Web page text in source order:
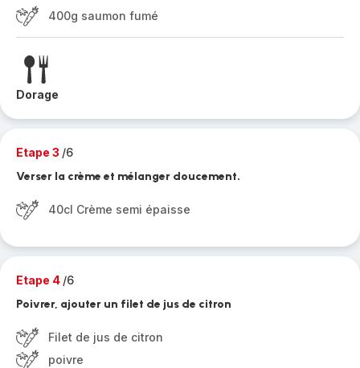
400g saumon fumé
Dorage
Etape 3 /6
Verser la crème et mélanger doucement.
40cl Crème semi épaisse
Etape 4 /6
Poivrer, ajouter un filet de jus de citron
Filet de jus de citron
poivre